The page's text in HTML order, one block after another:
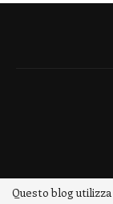
Questo blog